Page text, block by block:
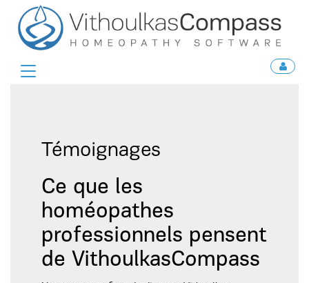
Toggle
Témoignages
Ce que les
homéopathes
professionnels pensent
de VithoulkasCompass